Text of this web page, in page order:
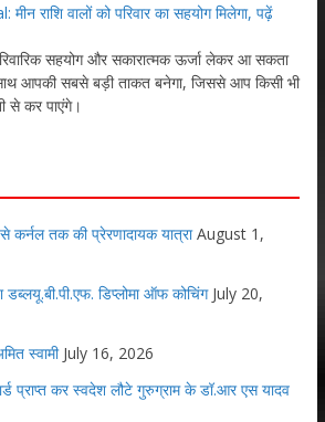
राशि वालों को परिवार का सहयोग मिलेगा, पढ़ें
सहयोग और सकारात्मक ऊर्जा लेकर आ सकता
आपकी सबसे बड़ी ताकत बनेगा, जिससे आप किसी भी
से कर पाएंगे।
कर्नल तक की प्रेरणादायक यात्रा August 1,
डब्लयू.बी.पी.एफ. डिप्लोमा ऑफ कोचिंग July 20,
स्वामी July 16, 2026
प्राप्त कर स्वदेश लौटे गुरुग्राम के डॉ.आर एस यादव